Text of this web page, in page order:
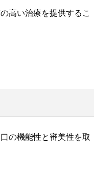
高い治療を提供するこ
の機能性と審美性を取